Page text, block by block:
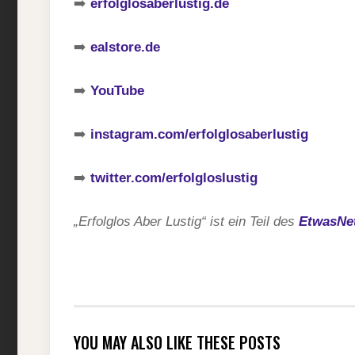
➡️ erfolglosaberlustig.de
➡️ ealstore.de
➡️ YouTube
➡️ instagram.com/erfolglosaberlustig
➡️ twitter.com/erfolgloslustig
„Erfolglos Aber Lustig“ ist ein Teil des
YOU MAY ALSO LIKE THESE POSTS